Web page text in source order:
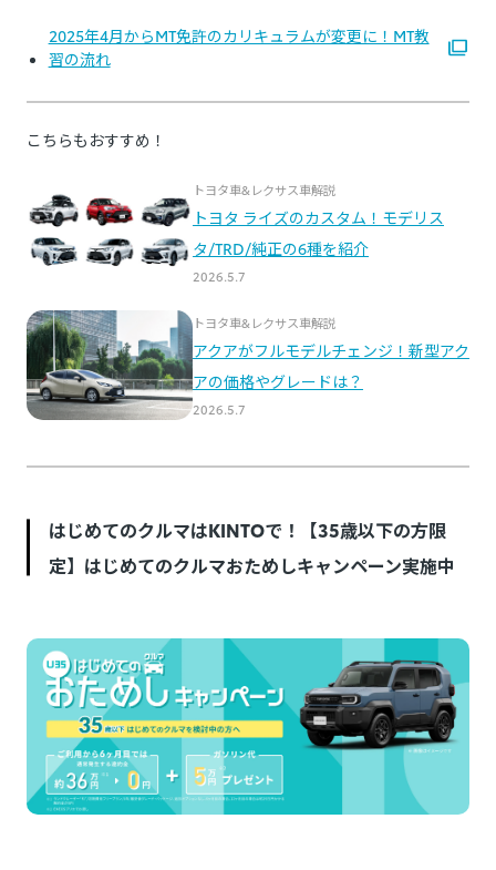
2025年4月からMT免許のカリキュラムが変更に！MT教
習の流れ
はじめてのクルマはKINTOで！【35歳以下の方限
定】はじめてのクルマおためしキャンペーン実施中